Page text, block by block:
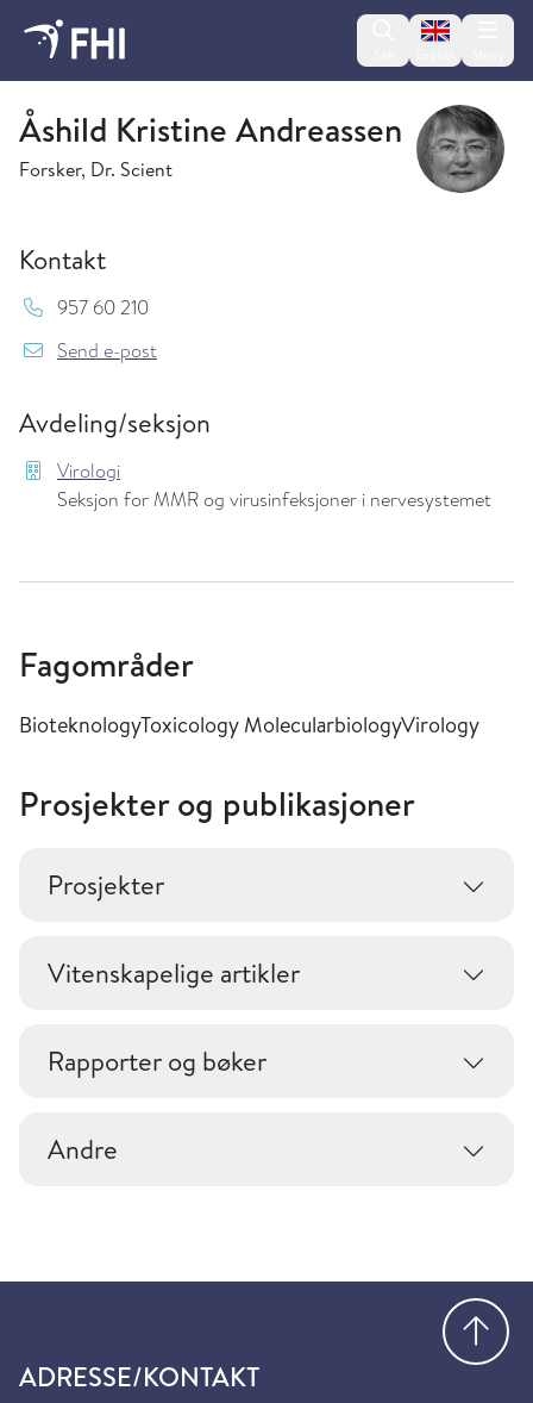
Change
Virologi
Åshild Kristine Andreassen
Forsker, Dr. Scient
Kontakt
Mob:
957 60 210
Send e-post{model.translations.sendEmailTo}
Avdeling/seksjon
Virologi
Seksjon for MMR og virusinfeksjoner i nervesystemet
Fagområder
BioteknologyToxicology MolecularbiologyVirology
Prosjekter og publikasjoner
Prosjekter
Vitenskapelige artikler
Rapporter og bøker
Andre
ADRESSE/KONTAKT